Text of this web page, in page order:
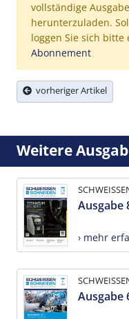
vollständige
herunterzuladen.
loggen Sie sich bitte
Abonnement
vorheriger Artikel
Weitere
Ausgabe
› mehr
Ausgabe